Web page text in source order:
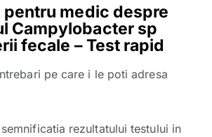
pentru medic despre
Campylobacter sp
fecale – Test rapid
pe care i le poti adresa
rezultatului testului in